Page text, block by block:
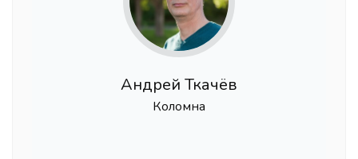
Андрей Ткачёв
Коломна